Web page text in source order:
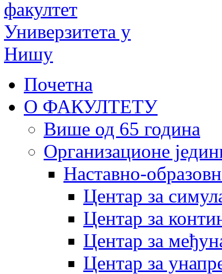
Почетна
О ФАКУЛТЕТУ
Више од 65 година
Организационе
Наставно-
Центар за
Центар за
Центар за
Центар за